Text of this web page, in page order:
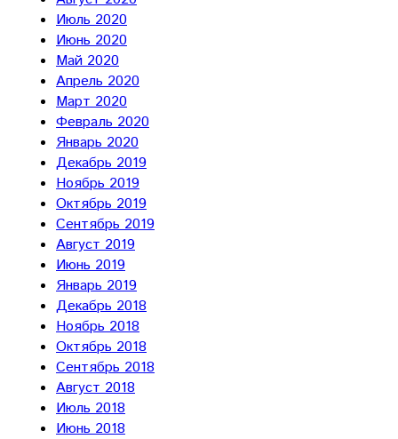
Июль 2020
Июнь 2020
Май 2020
Апрель 2020
Март 2020
Февраль 2020
Январь 2020
Декабрь 2019
Ноябрь 2019
Октябрь 2019
Сентябрь 2019
Август 2019
Июнь 2019
Январь 2019
Декабрь 2018
Ноябрь 2018
Октябрь 2018
Сентябрь 2018
Август 2018
Июль 2018
Июнь 2018